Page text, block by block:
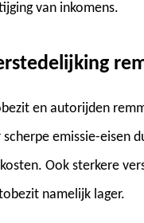
van inkomens.
en autorijden
emissie-eisen
Ook sterkere
namelijk lager.